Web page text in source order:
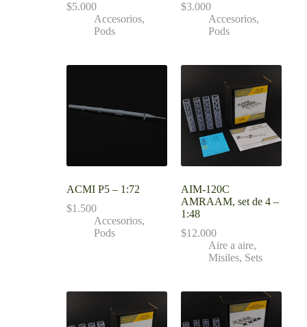
$5.000
Accesorios,
Pods
$3.000
Accesorios,
Pods
ACMI P5 – 1:72
$1.500
Accesorios,
Pods
AIM-120C
AMRAAM, set de 4 –
1:48
$12.000
Aire a aire,
Misiles, Sets